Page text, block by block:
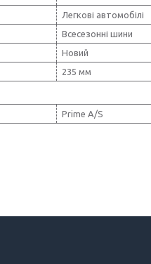
Легкові автомобілі
Всесезонні шини
Новий
235 мм
Prime A/S